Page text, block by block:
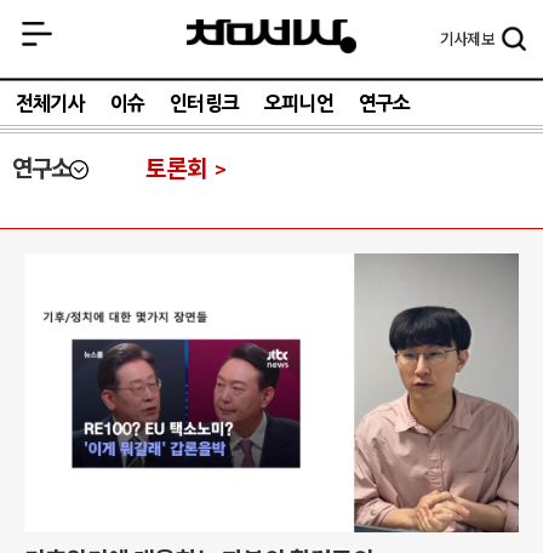
기사제보
전체기사 이슈 인터링크 오피니언 연구소
연구소 토론회